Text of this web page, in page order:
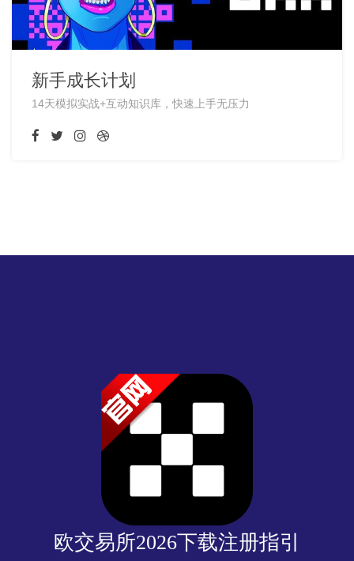
新手成长计划
14天模拟实战+互动知识库，快速上手无压力
欧交易所2026下载注册指引